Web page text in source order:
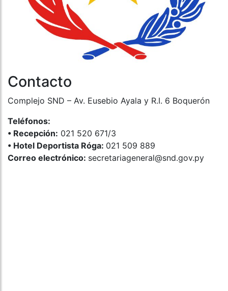
Contacto
Complejo SND – Av. Eusebio Ayala y R.I. 6 Boquerón
Teléfonos:
•⁠ ⁠Recepción: 021 520 671/3
•⁠ ⁠Hotel Deportista Róga: 021 509 889
Correo electrónico: secretariageneral@snd.gov.py